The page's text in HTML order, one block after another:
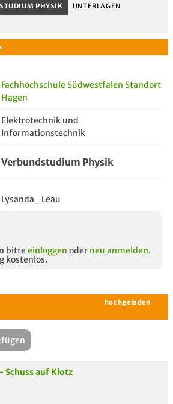
PHYSIK UNTERLAGEN
Fachhochschule Südwestfalen Standort
Hagen
Elektrotechnik und
Informationstechnik
Verbundstudium Physik
Lysanda_Leau
bitte einloggen oder neu anmelden.
kostenlos.
Schuss auf Klotz